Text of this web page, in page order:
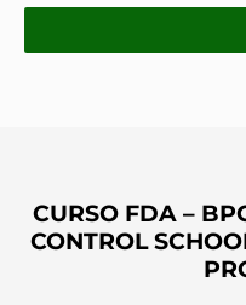
CURSO FDA –
CONTROL